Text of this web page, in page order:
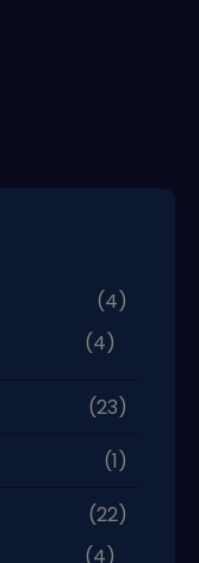
(4)
(4)
(23)
(1)
(22)
(4)